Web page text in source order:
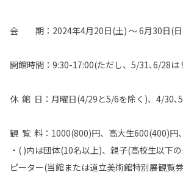
会 期：2024年4月20日(土) ～ 6月30日(
開館時間：9:30-17:00(ただし、5/31､6/28は
休 館 日：月曜日(4/29と5/6を除く)、4/30､
観 覧 料：1000(800)円、高大生600(400)円
・( )内は団体(10名以上)、親子(高校生以下
ピーター(当館または道立美術館特別展観覧